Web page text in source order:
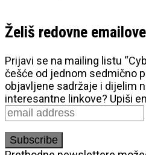
Želiš redovne
Prijavi se na mailing listu
češće od jednom sedmično
objavljene sadržaje i dijelim
interesantne linkove? Upiši